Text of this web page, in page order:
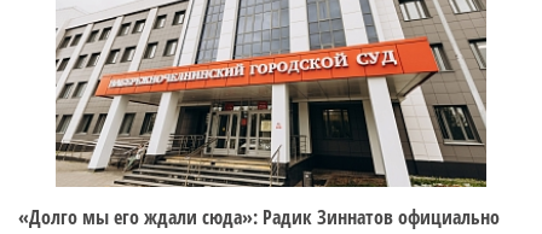
«Долго мы его ждали сюда»: Радик Зиннатов официально